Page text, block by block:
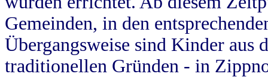
Gemeinden, in den
Übergangsweise sind Kinder aus
traditionellen Gründen - in